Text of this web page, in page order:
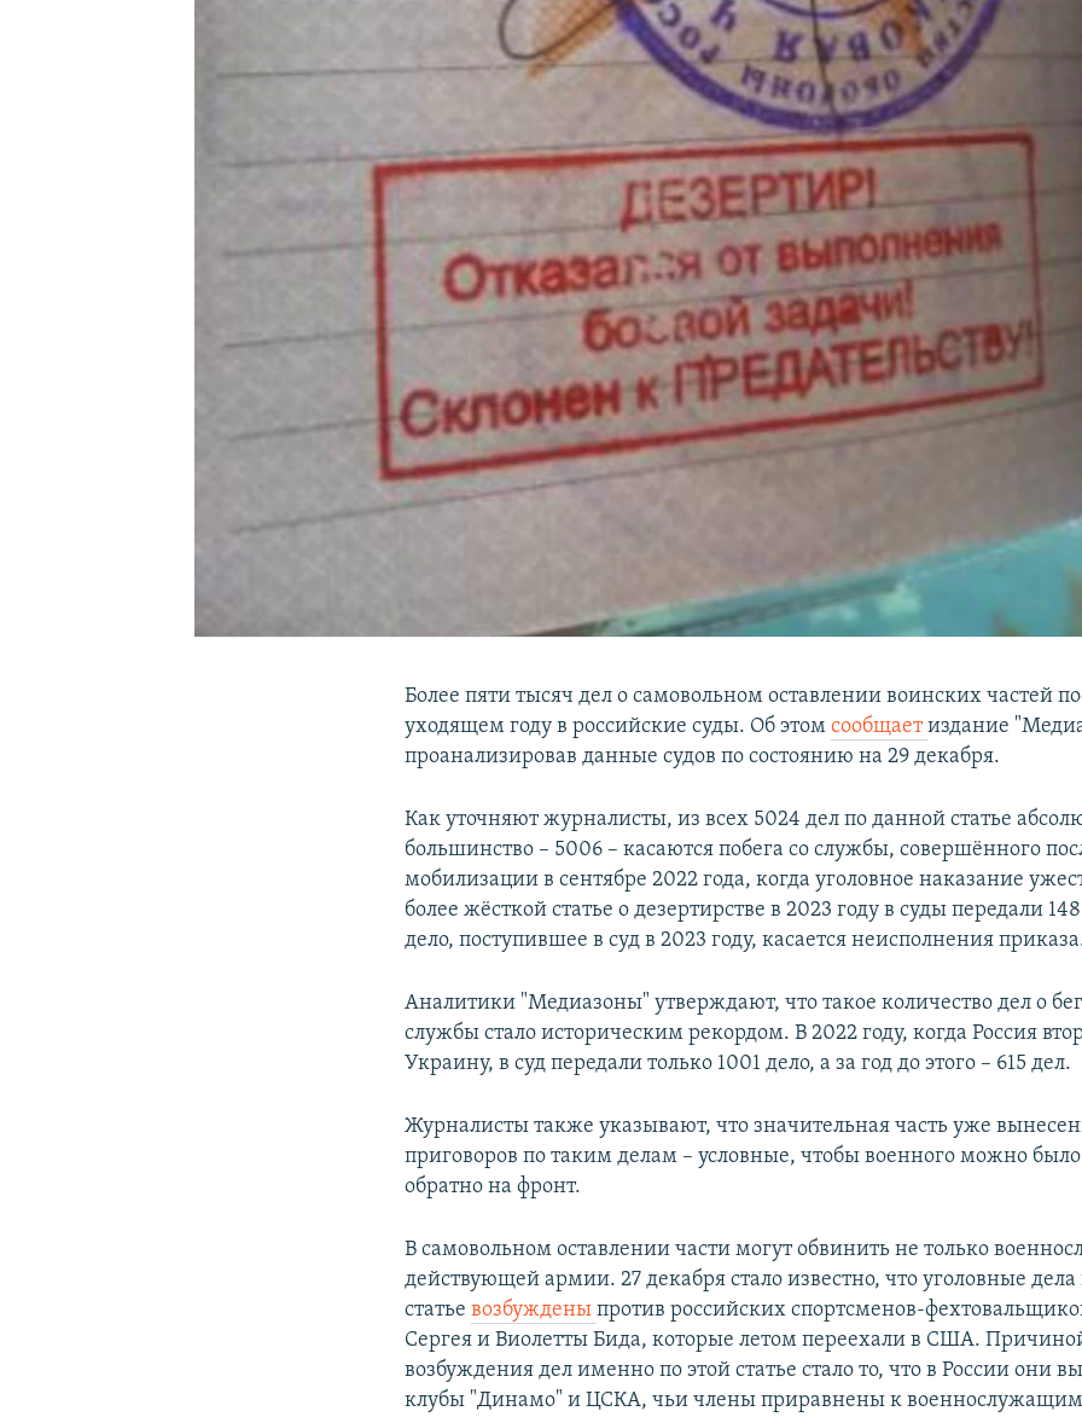
Более пяти тысяч дел о самовольном оставлении воинских частей
уходящем году в российские суды. Об этомсообщаетиздание
проанализировав данные судов по состоянию на 29 декабря.
Как уточняют журналисты, из всех 5024 дел по данной статье
большинство – 5006 – касаются побега со службы, совершённого
мобилизации в сентябре 2022 года, когда уголовное наказание
более жёсткой статье о дезертирстве в 2023 году в суды передали
дело, поступившее в суд в 2023 году, касается неисполнения
Аналитики "Медиазоны" утверждают, что такое количество дел о
службы стало историческим рекордом. В 2022 году, когда Россия
Украину, в суд передали только 1001 дело, а за год до этого – 615 дел.
Журналисты также указывают, что значительная часть уже
приговоров по таким делам – условные, чтобы военного можно
обратно на фронт.
В самовольном оставлении части могут обвинить не только
действующей армии. 27 декабря стало известно, что уголовные дела
статьевозбужденыпротив российских спортсменов-
Сергея и Виолетты Бида, которые летом переехали в США.
возбуждения дел именно по этой статье стало то, что в России они
клубы "Динамо" и ЦСКА, чьи члены приравнены к